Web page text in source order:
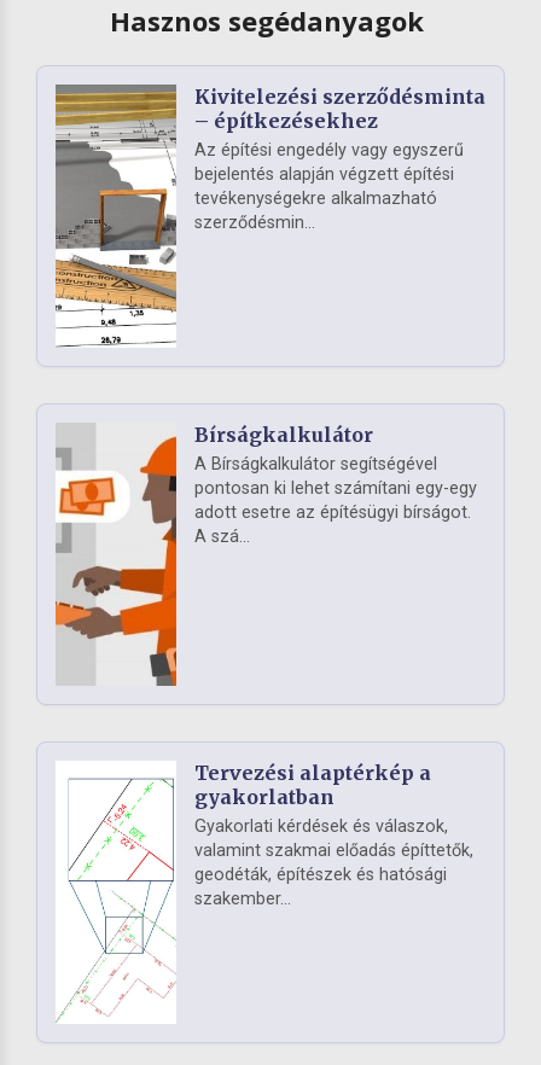
Hasznos segédanyagok
Kivitelezési szerződésminta
– építkezésekhez
Az építési engedély vagy egyszerű
bejelentés alapján végzett építési
tevékenységekre alkalmazható
szerződésmin...
Bírságkalkulátor
A Bírságkalkulátor segítségével
pontosan ki lehet számítani egy-egy
adott esetre az építésügyi bírságot.
A szá...
Tervezési alaptérkép a
gyakorlatban
Gyakorlati kérdések és válaszok,
valamint szakmai előadás építtetők,
geodéták, építészek és hatósági
szakember...